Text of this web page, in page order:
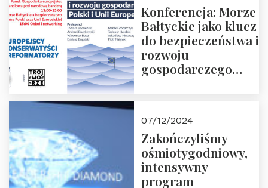
Konferencja: Morze
Bałtyckie jako klucz
do bezpieczeństwa i
rozwoju
gospodarczego
ZAPRASZAMY
07/12/2024
Zakończyliśmy
ośmiotygodniowy,
intensywny
program